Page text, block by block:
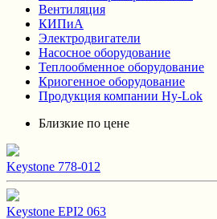
Вентиляция
КИПиА
Электродвигатели
Насосное оборудование
Теплообменное оборудование
Криогенное оборудование
Продукция компании Hy-Lok
Близкие по цене
Keystone 778-012
Keystone EPI2 063